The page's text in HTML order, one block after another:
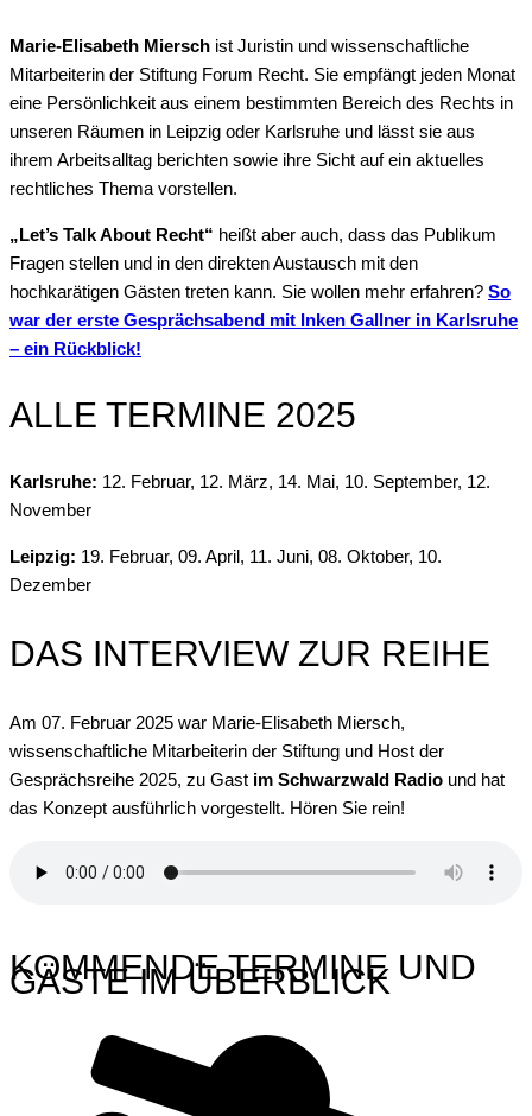
Marie-Elisabeth Miersch ist Juristin und wissenschaftliche
Mitarbeiterin der Stiftung Forum Recht. Sie empfängt jeden Monat
eine Persönlichkeit aus einem bestimmten Bereich des Rechts in
unseren Räumen in Leipzig oder Karlsruhe und lässt sie aus
ihrem Arbeitsalltag berichten sowie ihre Sicht auf ein aktuelles
rechtliches Thema vorstellen.
„Let’s Talk About Recht“ heißt aber auch, dass das Publikum
Fragen stellen und in den direkten Austausch mit den
hochkarätigen Gästen treten kann. Sie wollen mehr erfahren? So
war der erste Gesprächsabend mit Inken Gallner in Karlsruhe
– ein Rückblick!
ALLE TERMINE 2025
Karlsruhe: 12. Februar, 12. März, 14. Mai, 10. September, 12.
November
Leipzig: 19. Februar, 09. April, 11. Juni, 08. Oktober, 10.
Dezember
DAS INTERVIEW ZUR REIHE
Am 07. Februar 2025 war Marie-Elisabeth Miersch,
wissenschaftliche Mitarbeiterin der Stiftung und Host der
Gesprächsreihe 2025, zu Gast im Schwarzwald Radio und hat
das Konzept ausführlich vorgestellt. Hören Sie rein!
KOMMENDE TERMINE UND
GÄSTE IM ÜBERBLICK